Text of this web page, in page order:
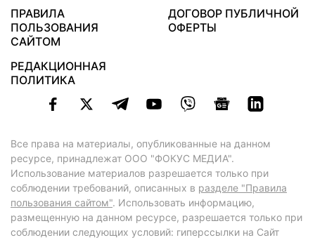
ПРАВИЛА
ПОЛЬЗОВАНИЯ
САЙТОМ
ДОГОВОР ПУБЛИЧНОЙ
ОФЕРТЫ
РЕДАКЦИОННАЯ
ПОЛИТИКА
Все права на материалы, опубликованные на данном
ресурсе, принадлежат ООО "ФОКУС МЕДИА".
Использование материалов разрешается только при
соблюдении требований, описанных в разделе "Правила
пользования сайтом". Использовать информацию,
размещенную на данном ресурсе, разрешается только при
соблюдении следующих условий: гиперссылки на Сайт